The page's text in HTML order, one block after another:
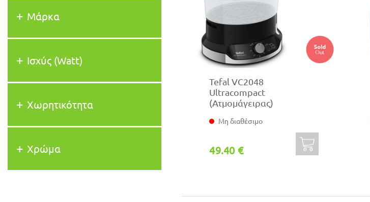
Μάρκα
Ισχύς (Watt)
Χωρητικότητα
Χρώμα
Tefal VC2048
Ultracompact
(Ατμομάγειρας)
Μη διαθέσιμο
49.40 €